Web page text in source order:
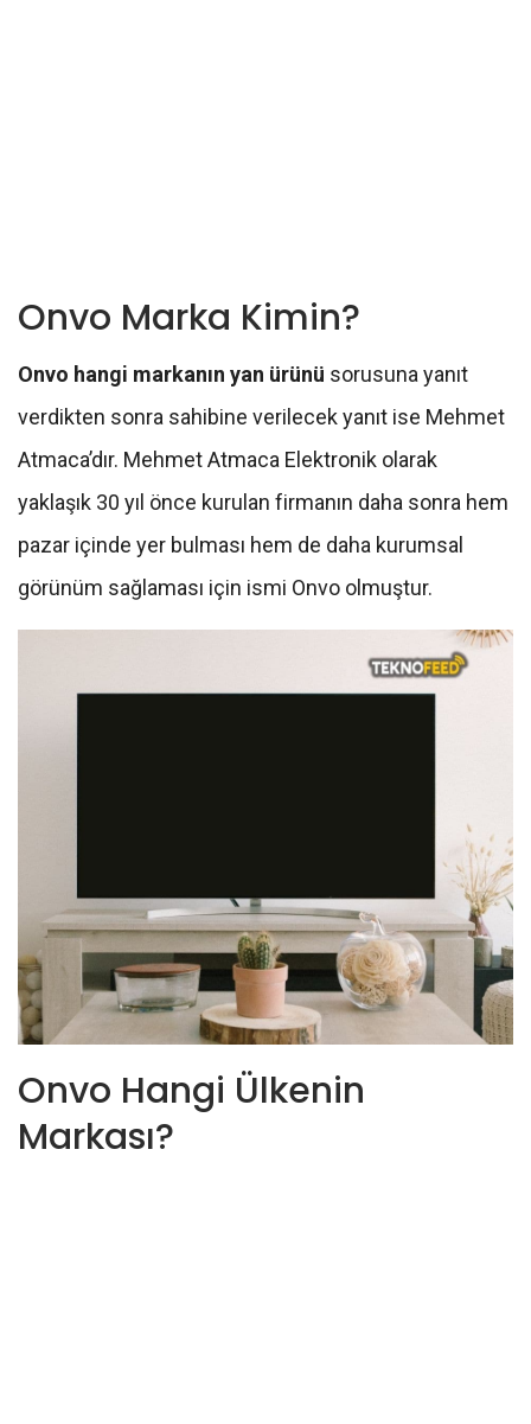
Onvo Marka Kimin?
Onvo hangi markanın yan ürünü sorusuna yanıt
verdikten sonra sahibine verilecek yanıt ise Mehmet
Atmaca’dır. Mehmet Atmaca Elektronik olarak
yaklaşık 30 yıl önce kurulan firmanın daha sonra hem
pazar içinde yer bulması hem de daha kurumsal
görünüm sağlaması için ismi Onvo olmuştur.
Onvo Hangi Ülkenin
Markası?